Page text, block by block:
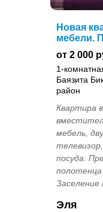
Новая
мебели.
от 2 000
1-
Баязита
район
Квартира
мебель,
посуда.
полотенца
Заселение
Эля